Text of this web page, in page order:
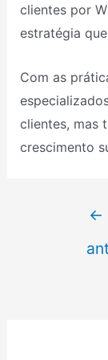
clientes por
estratégia
Com as
clientes, mas
crescimento
←